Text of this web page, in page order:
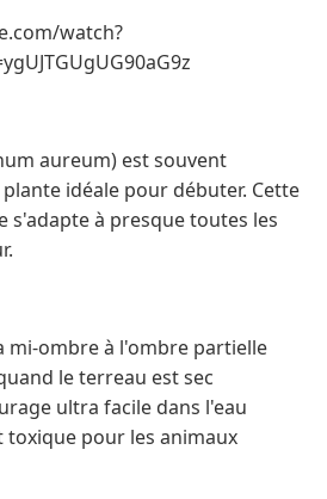
watch?
aureum) est souvent
idéale pour débuter. Cette
s'adapte à presque toutes les
mi-ombre à l'ombre partielle
le terreau est sec
ultra facile dans l'eau
toxique pour les animaux